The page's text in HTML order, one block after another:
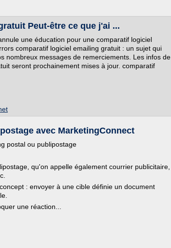
Peut-être ce que j'ai ...
une éducation pour une comparatif logiciel
comparatif logiciel emailing gratuit : un sujet qui
nombreux messages de remerciements. Les infos de
seront prochainement mises à jour. comparatif
avec MarketingConnect
postal ou publipostage
qu'on appelle également courrier publicitaire,
: envoyer à une cible définie un document
une réaction...